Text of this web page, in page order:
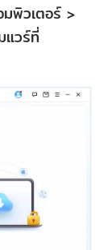
พิวเตอร์ >
แวร์ที่